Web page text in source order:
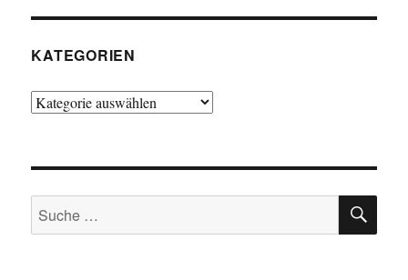
KATEGORIEN
Kategorien
Suche
nach: